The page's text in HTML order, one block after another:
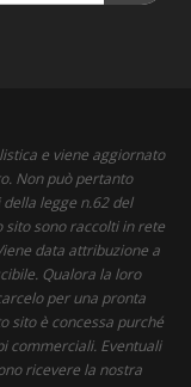
e viene aggiornato
Non può pertanto
legge n.62 del
sito sono raccolti in rete
data attribuzione a
Qualora la loro
per una pronta
sito è concessa purché
commerciali. Eventuali
ricevere la nostra